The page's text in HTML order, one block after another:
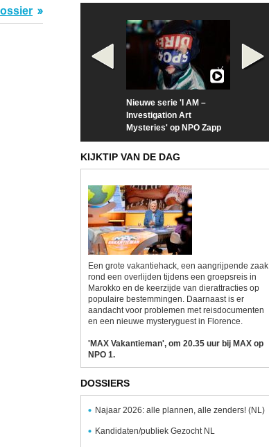
Nieuwe serie 'I AM –
Investigation Art
Mysteries' op NPO Zapp
KIJKTIP VAN DE DAG
Een grote vakantiehack, een aangrijpende zaak
rond een overlijden tijdens een groepsreis in
Marokko en de keerzijde van dierattracties op
populaire bestemmingen. Daarnaast is er
aandacht voor problemen met reisdocumenten
en een nieuwe mysteryguest in Florence.
'MAX Vakantieman', om 20.35 uur bij MAX op
NPO 1.
DOSSIERS
Najaar 2026: alle plannen, alle zenders! (NL)
Kandidaten/publiek Gezocht NL